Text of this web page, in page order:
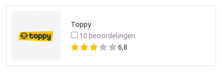
Toppy
10 beoordelingen
6,8